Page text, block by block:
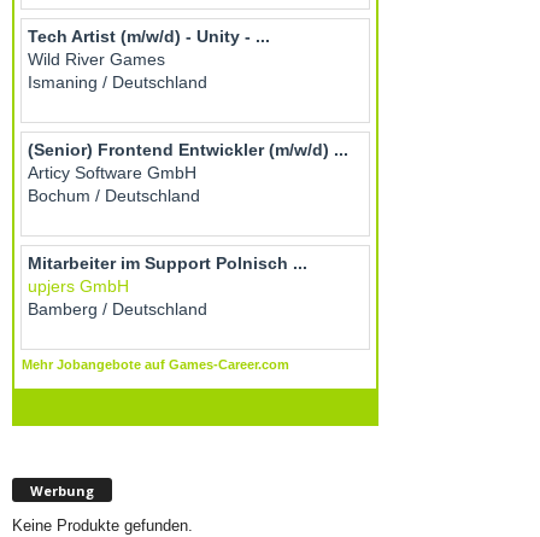
Werbung
Keine Produkte gefunden.